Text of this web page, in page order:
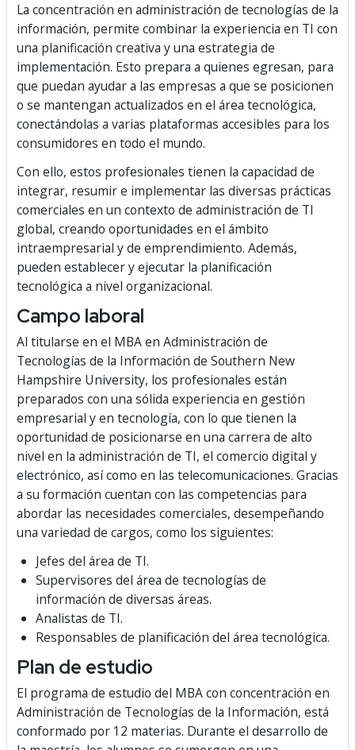
La concentración en administración de tecnologías de la
información, permite combinar la experiencia en TI con
una planificación creativa y una estrategia de
implementación. Esto prepara a quienes egresan, para
que puedan ayudar a las empresas a que se posicionen
o se mantengan actualizados en el área tecnológica,
conectándolas a varias plataformas accesibles para los
consumidores en todo el mundo.
Con ello, estos profesionales tienen la capacidad de
integrar, resumir e implementar las diversas prácticas
comerciales en un contexto de administración de TI
global, creando oportunidades en el ámbito
intraempresarial y de emprendimiento. Además,
pueden establecer y ejecutar la planificación
tecnológica a nivel organizacional.
Campo laboral
Al titularse en el MBA en Administración de
Tecnologías de la Información de Southern New
Hampshire University, los profesionales están
preparados con una sólida experiencia en gestión
empresarial y en tecnología, con lo que tienen la
oportunidad de posicionarse en una carrera de alto
nivel en la administración de TI, el comercio digital y
electrónico, así como en las telecomunicaciones. Gracias
a su formación cuentan con las competencias para
abordar las necesidades comerciales, desempeñando
una variedad de cargos, como los siguientes:
Jefes del área de TI.
Supervisores del área de tecnologías de
información de diversas áreas.
Analistas de TI.
Responsables de planificación del área tecnológica.
Plan de estudio
El programa de estudio del MBA con concentración en
Administración de Tecnologías de la Información, está
conformado por 12 materias. Durante el desarrollo de